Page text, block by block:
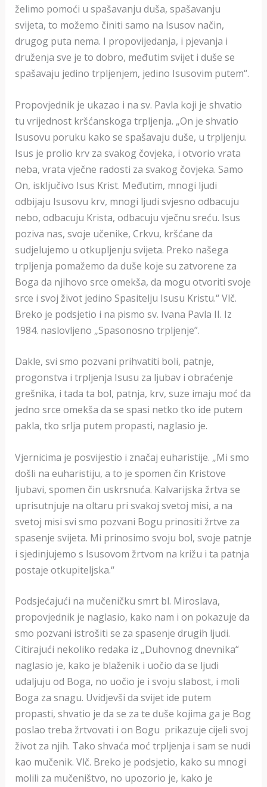
želimo pomoći u spašavanju duša, spašavanju
svijeta, to možemo činiti samo na Isusov način,
drugog puta nema. I propovijedanja, i pjevanja i
druženja sve je to dobro, međutim svijet i duše se
spašavaju jedino trpljenjem, jedino Isusovim putem“.
Propovjednik je ukazao i na sv. Pavla koji je shvatio
tu vrijednost kršćanskoga trpljenja. „On je shvatio
Isusovu poruku kako se spašavaju duše, u trpljenju.
Isus je prolio krv za svakog čovjeka, i otvorio vrata
neba, vrata vječne radosti za svakog čovjeka. Samo
On, isključivo Isus Krist. Međutim, mnogi ljudi
odbijaju Isusovu krv, mnogi ljudi svjesno odbacuju
nebo, odbacuju Krista, odbacuju vječnu sreću. Isus
poziva nas, svoje učenike, Crkvu, kršćane da
sudjelujemo u otkupljenju svijeta. Preko našega
trpljenja pomažemo da duše koje su zatvorene za
Boga da njihovo srce omekša, da mogu otvoriti svoje
srce i svoj život jedino Spasitelju Isusu Kristu.“ Vlč.
Breko je podsjetio i na pismo sv. Ivana Pavla II. Iz
1984. naslovljeno „Spasonosno trpljenje”.
Dakle, svi smo pozvani prihvatiti boli, patnje,
progonstva i trpljenja Isusu za ljubav i obraćenje
grešnika, i tada ta bol, patnja, krv, suze imaju moć da
jedno srce omekša da se spasi netko tko ide putem
pakla, tko srlja putem propasti, naglasio je.
Vjernicima je posvijestio i značaj euharistije. „Mi smo
došli na euharistiju, a to je spomen čin Kristove
ljubavi, spomen čin uskrsnuća. Kalvarijska žrtva se
uprisutnjuje na oltaru pri svakoj svetoj misi, a na
svetoj misi svi smo pozvani Bogu prinositi žrtve za
spasenje svijeta. Mi prinosimo svoju bol, svoje patnje
i sjedinjujemo s Isusovom žrtvom na križu i ta patnja
postaje otkupiteljska.“
Podsjećajući na mučeničku smrt bl. Miroslava,
propovjednik je naglasio, kako nam i on pokazuje da
smo pozvani istrošiti se za spasenje drugih ljudi.
Citirajući nekoliko redaka iz „Duhovnog dnevnika“
naglasio je, kako je blaženik i uočio da se ljudi
udaljuju od Boga, no uočio je i svoju slabost, i moli
Boga za snagu. Uvidjevši da svijet ide putem
propasti, shvatio je da se za te duše kojima ga je Bog
poslao treba žrtvovati i on Bogu prikazuje cijeli svoj
život za njih. Tako shvaća moć trpljenja i sam se nudi
kao mučenik. Vlč. Breko je podsjetio, kako su mnogi
molili za mučeništvo, no upozorio je, kako je